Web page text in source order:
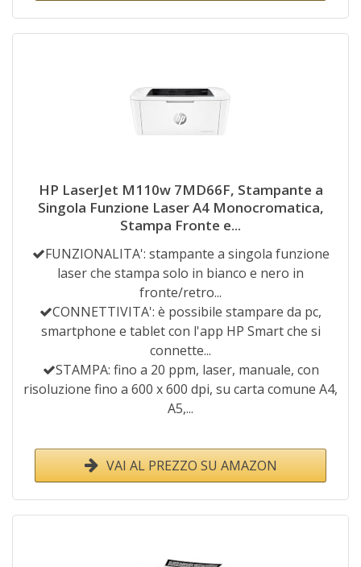
HP LaserJet M110w 7MD66F, Stampante a
Singola Funzione Laser A4 Monocromatica,
Stampa Fronte e...
FUNZIONALITA': stampante a singola funzione
laser che stampa solo in bianco e nero in
fronte/retro...
CONNETTIVITA': è possibile stampare da pc,
smartphone e tablet con l'app HP Smart che si
connette...
STAMPA: fino a 20 ppm, laser, manuale, con
risoluzione fino a 600 x 600 dpi, su carta comune A4,
A5,...
VAI AL PREZZO SU AMAZON